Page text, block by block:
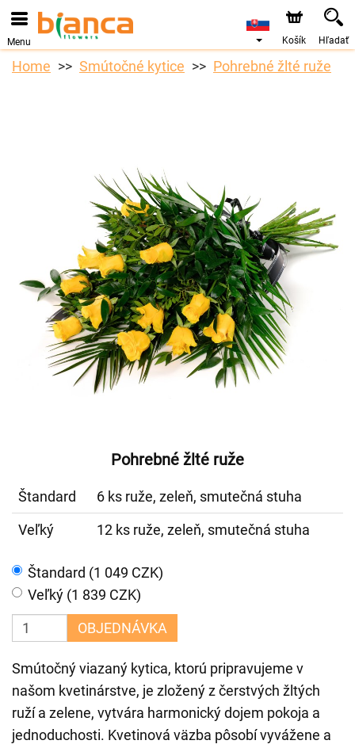
Menu Košík Hľadať
Home Smútočné kytice Pohrebné žlté ruže
Pohrebné žlté ruže
Štandard
6 ks ruže, zeleň, smutečná stuha
Veľký
12 ks ruže, zeleň, smutečná stuha
Štandard (1 049 CZK)
Veľký (1 839 CZK)
OBJEDNÁVKA
Smútočný viazaný kytica, ktorú pripravujeme v
našom kvetinárstve, je zložený z čerstvých žltých
ruží a zelene, vytvára harmonický dojem pokoja a
jednoduchosti. Kvetinová väzba pôsobí vyvážene a